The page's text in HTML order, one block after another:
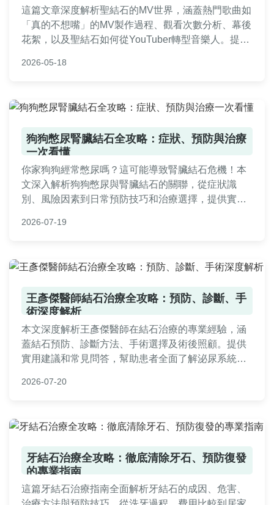
這篇文章深度解析聖結石的MV世界，涵蓋熱門歌曲如
「真的不想嘴」的MV製作過程、觀看次數分析、幕後
花絮，以及聖結石如何從YouTuber轉型音樂人。提供
題，幫助粉絲全面了解聖結石mv的獨特魅力。
2026-05-18
狗狗憋尿腎臟結石全攻略：症狀、預防與治療
一次看懂
你家狗狗經常憋尿嗎？這可能導致腎臟結石危機！本
文深入解析狗狗憋尿與腎臟結石的關聯，從症狀識
別、風險因素到日常預防技巧和治療選擇，提供實用
2026-07-19
王彥傑醫師結石治療全攻略：預防、診斷、手
術深度解析
本文深度解析王彥傑醫師在結石治療的專業經驗，涵
蓋結石預防、診斷方法、手術選擇及術後照顧。提供
實用建議和常見問答，幫助患者全面了解泌尿系統結
療知識，避免AI虛構，確保資訊準確實用。
2026-07-20
牙結石治療全攻略：徹底清除牙石、預防復發
的專業指南
這篇牙結石治療指南全面解析牙結石的成因、危害、